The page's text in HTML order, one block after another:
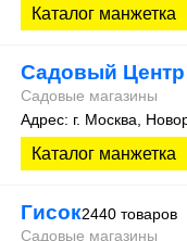
Каталог манжетка
Садовый
Садовые магазины
Адрес: г. Москва,
Каталог манжетка
Гисок2440 товаров
Садовые магазины